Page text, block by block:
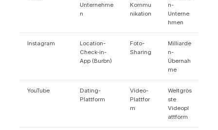
Unternehme
n
Kommu
nikation
n-
Unterne
hmen
Instagram
Location-
Check-in-
App (Burbn)
Foto-
Sharing
Milliarde
n-
Übernah
me
YouTube
Dating-
Plattform
Video-
Plattfor
m
Weltgrös
ste
Videopl
attform